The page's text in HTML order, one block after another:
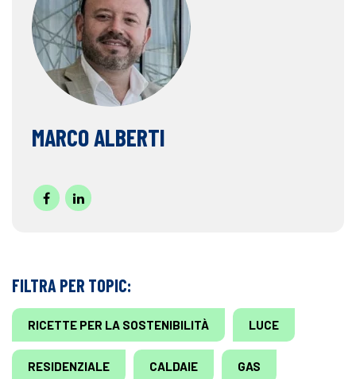
MARCO ALBERTI
FILTRA PER TOPIC:
RICETTE PER LA SOSTENIBILITÀ LUCE
RESIDENZIALE CALDAIE GAS